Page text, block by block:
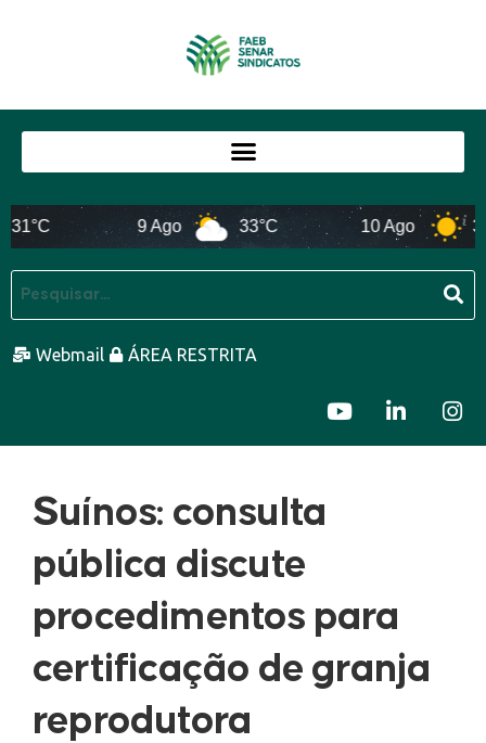
9 Ago 33°C 10 Ago
Webmail ÁREA RESTRITA
Suínos: consulta
pública discute
procedimentos para
certificação de granja
reprodutora